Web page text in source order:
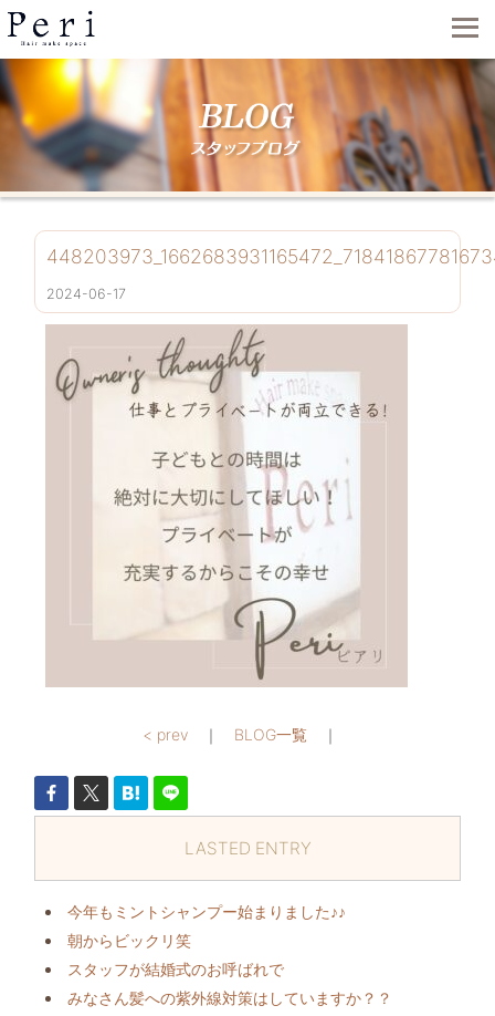
2024-06-17
< prev｜ BLOG一覧｜
LASTED ENTRY
今年もミントシャンプー始まりました♪♪
朝からビックリ️笑
スタッフが結婚式のお呼ばれで
みなさん髪への紫外線対策はしていますか？？